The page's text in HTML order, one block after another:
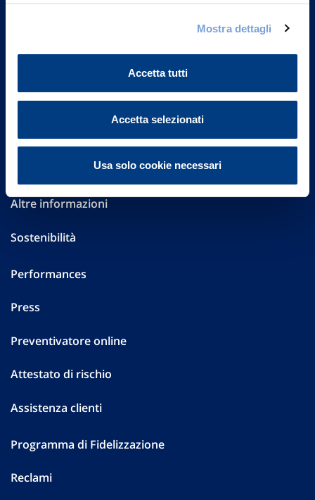
Mostra dettagli
Accetta tutti
Accetta selezionati
Usa solo cookie necessari
20149 Milano
FAQ
Governance
Investor Relations
Altre informazioni
Sostenibilità
Performances
Press
Preventivatore online
Attestato di rischio
Assistenza clienti
Programma di Fidelizzazione
Reclami